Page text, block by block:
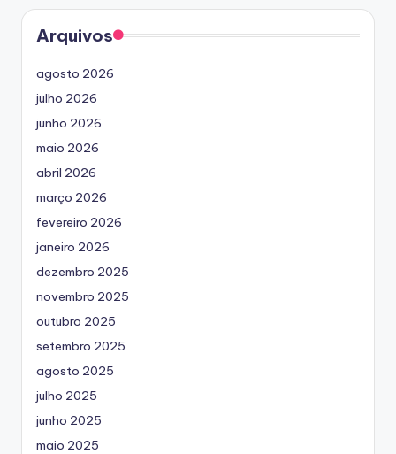
Arquivos
agosto 2026
julho 2026
junho 2026
maio 2026
abril 2026
março 2026
fevereiro 2026
janeiro 2026
dezembro 2025
novembro 2025
outubro 2025
setembro 2025
agosto 2025
julho 2025
junho 2025
maio 2025